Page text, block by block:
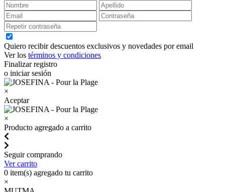
Quiero recibir descuentos exclusivos y novedades por email
Ver los términos y condiciones
Finalizar registro
o iniciar sesión
×
Aceptar
×
Producto agregado a carrito
Seguir comprando
Ver carrito
0 item(s) agregado tu carrito
×